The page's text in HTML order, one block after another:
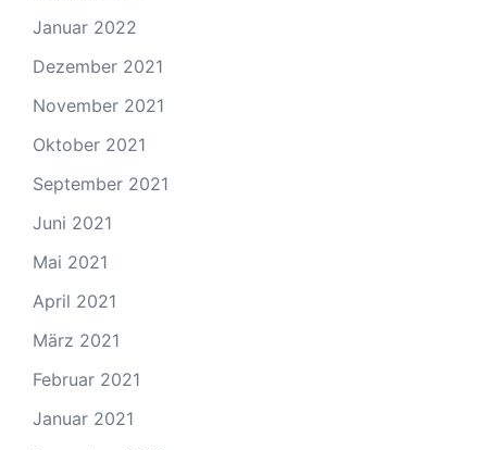
Januar 2022
Dezember 2021
November 2021
Oktober 2021
September 2021
Juni 2021
Mai 2021
April 2021
März 2021
Februar 2021
Januar 2021